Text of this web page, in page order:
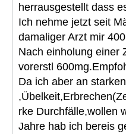
herrausgestellt dass
Ich nehme jetzt seit
damaliger Arzt mir
Nach einholung einer
vorerstl
Da ich aber an
rke Durchfälle,wollen
Jahre hab ich bereis